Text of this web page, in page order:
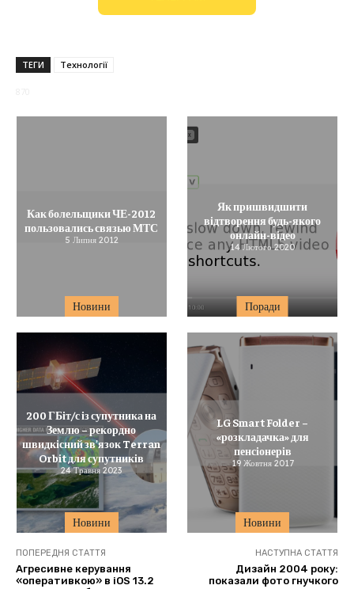
ТЕГИ Технології
Новини
Как болельщики ЧЕ-2012
пользовались связью МТС
5 Липня 2012
Поради
Як пришвидшити
відтворення будь-якого
онлайн-відео
14 Лютого 2020
Новини
200 ГБіт/с із супутника на
Землю – рекордно
швидкісний зв’язок Terran
Orbit для супутників
24 Травня 2023
Новини
LG Smart Folder –
«розкладачка» для
пенсіонерів
19 Жовтня 2017
ПОПЕРЕДНЯ СТАТТЯ
Агресивне керування
«оперативкою» в iOS 13.2
НАСТУПНА СТАТТЯ
Дизайн 2004 року:
показали фото гнучкого